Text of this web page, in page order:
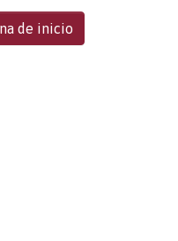
de inicio